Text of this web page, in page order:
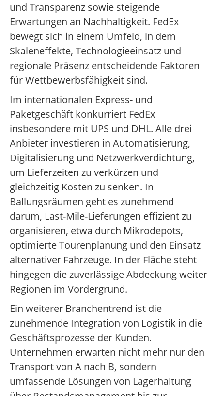
und Transparenz sowie steigende
Erwartungen an Nachhaltigkeit. FedEx
bewegt sich in einem Umfeld, in dem
Skaleneffekte, Technologieeinsatz und
regionale Präsenz entscheidende Faktoren
für Wettbewerbsfähigkeit sind.
Im internationalen Express- und
Paketgeschäft konkurriert FedEx
insbesondere mit UPS und DHL. Alle drei
Anbieter investieren in Automatisierung,
Digitalisierung und Netzwerkverdichtung,
um Lieferzeiten zu verkürzen und
gleichzeitig Kosten zu senken. In
Ballungsräumen geht es zunehmend
darum, Last-Mile-Lieferungen effizient zu
organisieren, etwa durch Mikrodepots,
optimierte Tourenplanung und den Einsatz
alternativer Fahrzeuge. In der Fläche steht
hingegen die zuverlässige Abdeckung weiter
Regionen im Vordergrund.
Ein weiterer Branchentrend ist die
zunehmende Integration von Logistik in die
Geschäftsprozesse der Kunden.
Unternehmen erwarten nicht mehr nur den
Transport von A nach B, sondern
umfassende Lösungen von Lagerhaltung